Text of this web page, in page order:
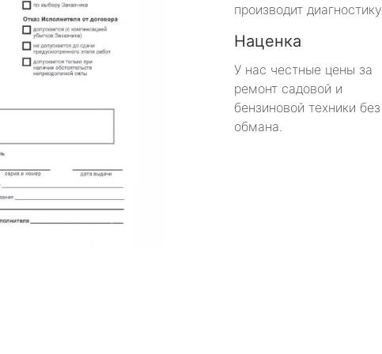
производит диагностику.
Наценка
У нас честные цены за
ремонт садовой и
бензиновой техники без
обмана.